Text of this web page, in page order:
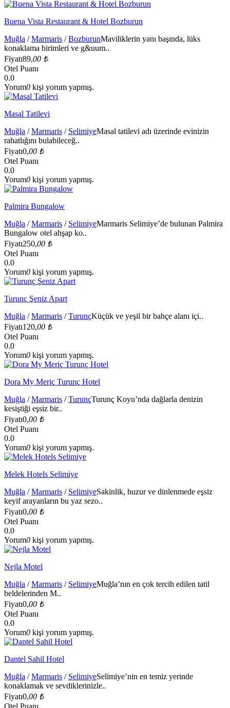
Buena Vista Restaurant & Hotel Bozburun
Muğla /Marmaris /BozburunMaviliklerin yanı başında, lüks
konaklama birimleri ve g&uum..
Fiyatı89,00 ₺
Otel Puanı
0.0
Yorum0 kişi yorum yapmış.
Masal Tatilevi
Muğla /Marmaris / SelimiyeMasal tatilevi adı üzerinde evinizin
rahatlığını bulabileceğ..
Fiyatı0,00 ₺
Otel Puanı
0.0
Yorum0 kişi yorum yapmış.
Palmira Bungalow
Muğla /Marmaris / SelimiyeMarmaris Selimiye’de bulunan Palmira
Bungalow otel ahşap ko..
Fiyatı250,00 ₺
Otel Puanı
0.0
Yorum0 kişi yorum yapmış.
Turunç Şeniz Apart
Muğla /Marmaris /TurunçKüçük ve yeşil bir bahçe alanı içi..
Fiyatı120,00 ₺
Otel Puanı
0.0
Yorum0 kişi yorum yapmış.
Dora My Meriç Turunç Hotel
Muğla /Marmaris /TurunçTurunç Koyu’nda dağlarla denizin
kesiştiği eşsiz bir..
Fiyatı0,00 ₺
Otel Puanı
0.0
Yorum0 kişi yorum yapmış.
Melek Hotels Selimiye
Muğla /Marmaris / SelimiyeSakinlik, huzur ve dinlenmede eşsiz
keyif arayanların bu yaz sezo..
Fiyatı0,00 ₺
Otel Puanı
0.0
Yorum0 kişi yorum yapmış.
Nejla Motel
Muğla /Marmaris / SelimiyeMuğla’nın en çok tercih edilen tatil
beldelerinden M..
Fiyatı0,00 ₺
Otel Puanı
0.0
Yorum0 kişi yorum yapmış.
Dantel Sahil Hotel
Muğla /Marmaris / SelimiyeSelimiye’nin en temiz yerinde
konaklamak ve sevdiklerinizle..
Fiyatı0,00 ₺